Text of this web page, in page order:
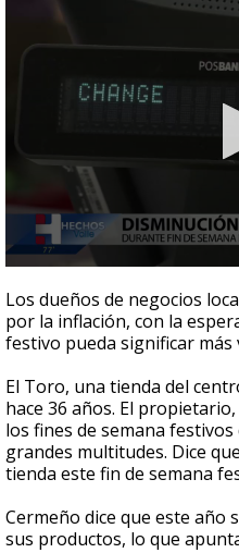
seconds
of
1
minute,
seconds
Los dueños de negocios
por la inflación, con la
festivo pueda significar más
El Toro, una tienda del
hace 36 años. El
los fines de semana
grandes multitudes. Dice
tienda este fin de semana
Cermeño dice que este año
sus productos, lo que